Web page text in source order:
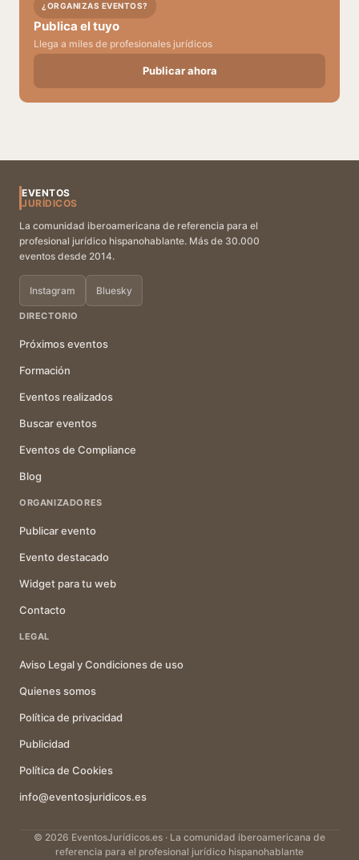
¿ORGANIZAS EVENTOS?
Publica el tuyo
Llega a miles de profesionales jurídicos
Publicar ahora
EVENTOS
JURÍDICOS
La comunidad iberoamericana de referencia para el
profesional jurídico hispanohablante. Más de 30.000
eventos desde 2014.
Instagram Bluesky
DIRECTORIO
Próximos eventos
Formación
Eventos realizados
Buscar eventos
Eventos de Compliance
Blog
ORGANIZADORES
Publicar evento
Evento destacado
Widget para tu web
Contacto
LEGAL
Aviso Legal y Condiciones de uso
Quienes somos
Política de privacidad
Publicidad
Política de Cookies
info@eventosjuridicos.es
© 2026 EventosJurídicos.es · La comunidad iberoamericana de
referencia para el profesional jurídico hispanohablante